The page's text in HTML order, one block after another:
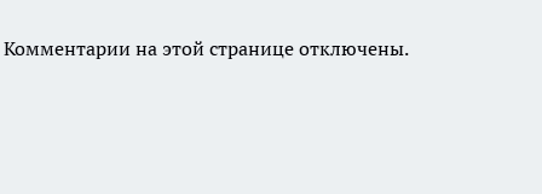
Комментарии на этой странице отключены.